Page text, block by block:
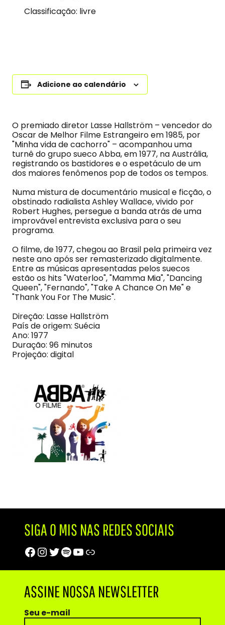
Classificação: livre
Adicione ao calendário
O premiado diretor Lasse Hallström – vencedor do
Oscar de Melhor Filme Estrangeiro em 1985, por
"Minha vida de cachorro" – acompanhou uma
turnê do grupo sueco Abba, em 1977, na Austrália,
registrando os bastidores e o espetáculo de um
dos maiores fenômenos pop de todos os tempos.
Numa mistura de documentário musical e ficção, o
obstinado radialista Ashley Wallace, vivido por
Robert Hughes, persegue a banda atrás de uma
improvável entrevista exclusiva para o seu
programa.
O filme, de 1977, chegou ao Brasil pela primeira vez
neste ano após ser remasterizado digitalmente.
Entre as músicas apresentadas pelos suecos
estão os hits "Waterloo", "Mamma Mia", "Dancing
Queen", "Fernando", "Take A Chance On Me" e
"Thank You For The Music".
Direção: Lasse Hallström
País de origem: Suécia
Ano: 1977
Duração: 96 minutos
Projeção: digital
SIGA O MIS NAS REDES SOCIAIS
Facebook
Instagram
Twitter
Spotify
Youtube
Trip Advisor
ASSINE NOSSA NEWSLETTER
Seu e-mail